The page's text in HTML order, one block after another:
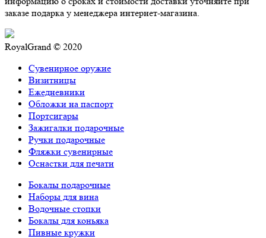
заказе подарка у менеджера интернет-магазина.
RoyalGrand © 2020
Сувенирное оружие
Визитницы
Ежедневники
Обложки на паспорт
Портсигары
Зажигалки подарочные
Ручки подарочные
Фляжки сувенирные
Оснастки для печати
Бокалы подарочные
Наборы для вина
Водочные стопки
Бокалы для коньяка
Пивные кружки